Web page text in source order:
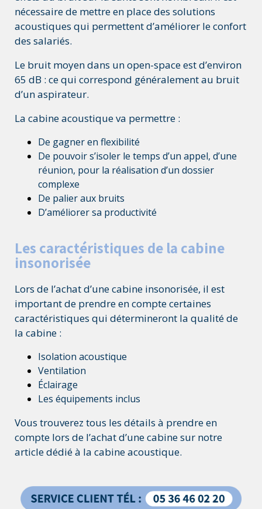
nécessaire de mettre en place des solutions
acoustiques qui permettent d’améliorer le confort
des salariés.
Le bruit moyen dans un open-space est d’environ
65 dB : ce qui correspond généralement au bruit
d’un aspirateur.
La cabine acoustique va permettre :
De gagner en flexibilité
De pouvoir s’isoler le temps d’un appel, d’une
réunion, pour la réalisation d’un dossier
complexe
De palier aux bruits
D’améliorer sa productivité
Les caractéristiques de la cabine
insonorisée
Lors de l’achat d’une cabine insonorisée, il est
important de prendre en compte certaines
caractéristiques qui détermineront la qualité de
la cabine :
Isolation acoustique
Ventilation
Éclairage
Les équipements inclus
Vous trouverez tous les détails à prendre en
compte lors de l’achat d’une cabine sur notre
article dédié à la cabine acoustique.